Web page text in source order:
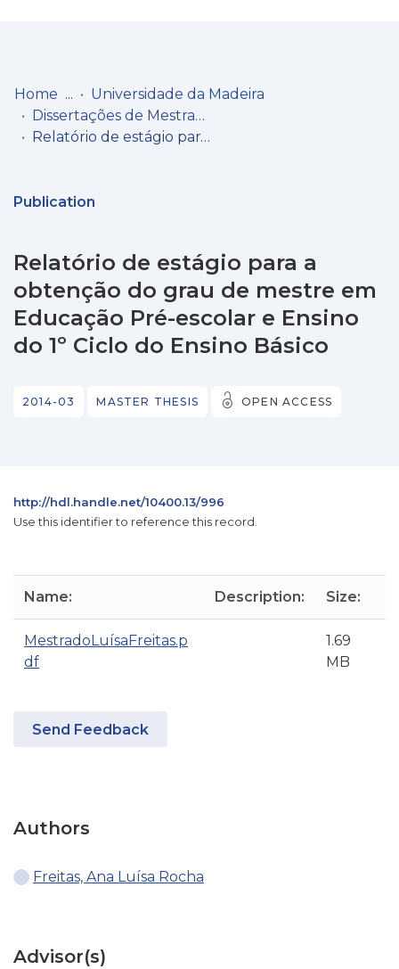
Communities
Statistics
Home
Universidade da Madeira
Dissertações de Mestrado
Relatório de estágio para a obtenção do grau de mestre em Educação Pré-escolar e Ensino do 1º Ciclo do Ensino Básico
Publication
Relatório de estágio para a
obtenção do grau de mestre em
Educação Pré-escolar e Ensino
do 1º Ciclo do Ensino Básico
2014-03 MASTER THESIS OPEN ACCESS
http://hdl.handle.net/10400.13/996
Use this identifier to reference this record.
Name: Description: Size:
MestradoLuísaFreitas.p
df
1.69
MB
Send Feedback
Authors
Freitas, Ana Luísa Rocha
Advisor(s)